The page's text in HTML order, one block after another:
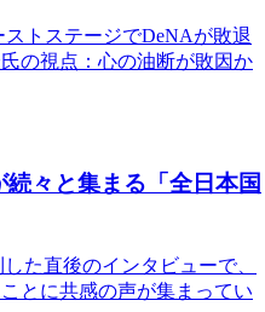
トステージでDeNAが敗退
の視点：心の油断が敗因か
々と集まる「全日本国
た直後のインタビューで、
とに共感の声が集まってい